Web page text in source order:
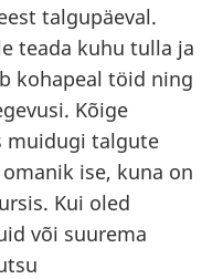
talgupäeval.
teada kuhu tulla ja
kohapeal töid ning
Kõige
muidugi talgute
ise, kuna on
Kui oled
või suurema